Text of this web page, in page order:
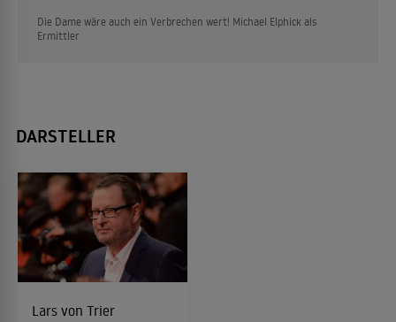
Die Dame wäre auch ein Verbrechen wert! Michael Elphick als
Ermittler
DARSTELLER
Lars von Trier